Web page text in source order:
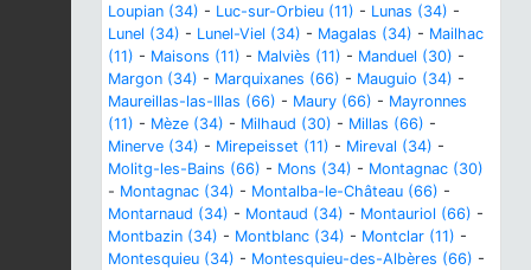
Loupian (34) - Luc-sur-Orbieu (11) - Lunas (34) -
Lunel (34) - Lunel-Viel (34) - Magalas (34) - Mailhac
(11) - Maisons (11) - Malviès (11) - Manduel (30) -
Margon (34) - Marquixanes (66) - Mauguio (34) -
Maureillas-las-Illas (66) - Maury (66) - Mayronnes
(11) - Mèze (34) - Milhaud (30) - Millas (66) -
Minerve (34) - Mirepeisset (11) - Mireval (34) -
Molitg-les-Bains (66) - Mons (34) - Montagnac (30)
- Montagnac (34) - Montalba-le-Château (66) -
Montarnaud (34) - Montaud (34) - Montauriol (66) -
Montbazin (34) - Montblanc (34) - Montclar (11) -
Montesquieu (34) - Montesquieu-des-Albères (66) -